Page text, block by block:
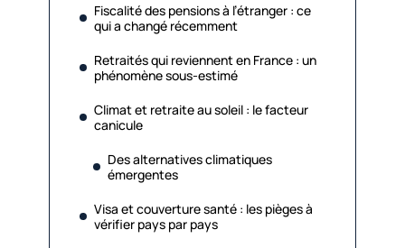
Fiscalité des pensions à l’étranger : ce
qui a changé récemment
Retraités qui reviennent en France : un
phénomène sous-estimé
Climat et retraite au soleil : le facteur
canicule
Des alternatives climatiques
émergentes
Visa et couverture santé : les pièges à
vérifier pays par pays